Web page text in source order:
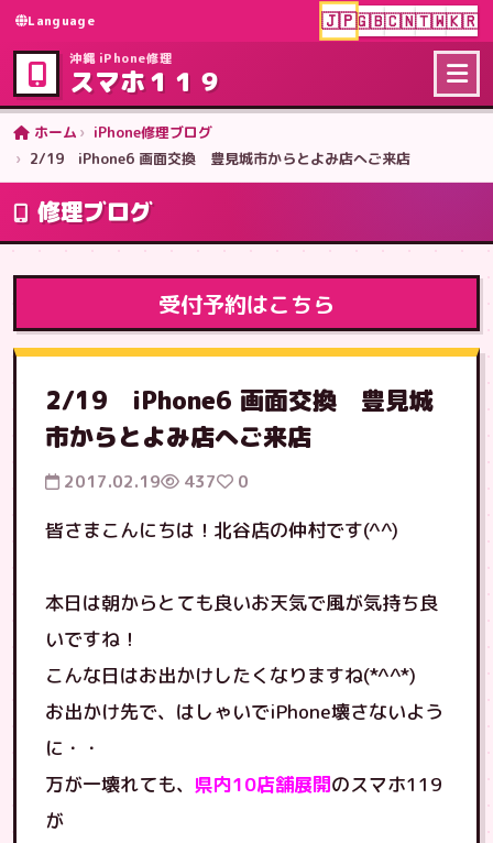
Language 🇯🇵🇬🇧🇨🇳🇹🇼🇰🇷
沖縄 iPhone修理
スマホ１１９
ホーム
iPhone修理ブログ
2/19 iPhone6 画面交換 豊見城市からとよみ店へご来店
修理ブログ
受付予約はこちら
2/19 iPhone6 画面交換 豊見城
市からとよみ店へご来店
2017.02.19 437 0
皆さまこんにちは！北谷店の仲村です(^^)
本日は朝からとても良いお天気で風が気持ち良
いですね！
こんな日はお出かけしたくなりますね(*^^*)
お出かけ先で、はしゃいでiPhone壊さないよう
に・・
万が一壊れても、 県内10店舗展開のスマホ119
が